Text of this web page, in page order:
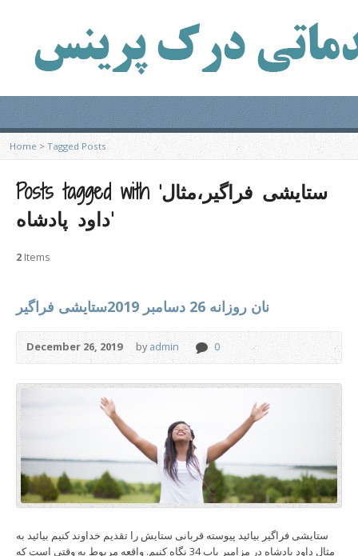
Home > Tagged Posts
Posts tagged with ‘ستایشی فراگیر،مثال
داود پادشاه’
2 Items
نان روزانه 26 دسامبر 2019ستایشی فراگیر
December 26, 2019 byadmin 0
ستایشی فراگیر بیائید پیوسته قربانی ستایش را تقدیم خداوند کنیم بیائید به
مثال داود پادشاه در مزامیر باب 34 نگاه کنیم. واقعه مربوط به وقتی است که